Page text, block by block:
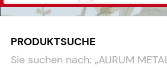
PRODUKTSUCHE
Sie suchen nach: „AURUM